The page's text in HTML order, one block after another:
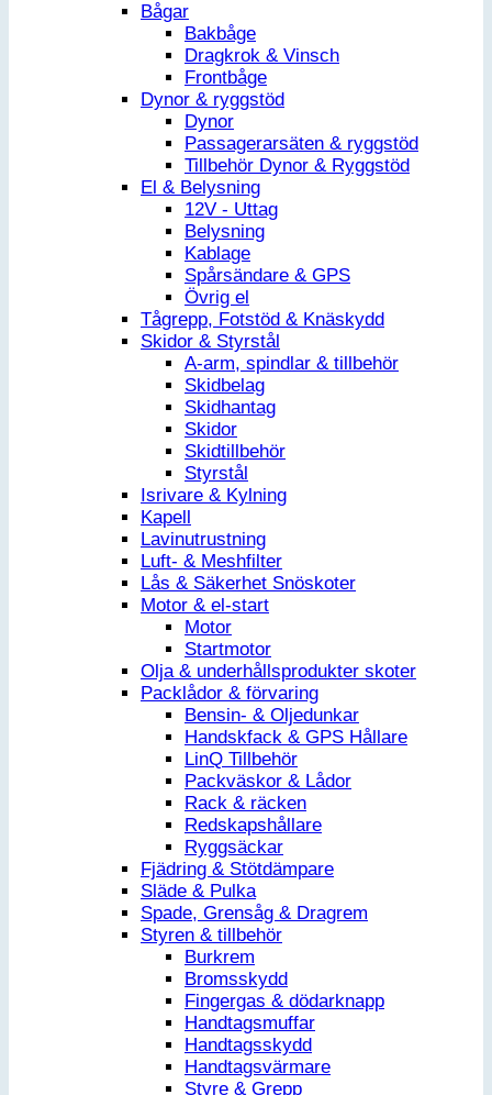
Bågar
Bakbåge
Dragkrok & Vinsch
Frontbåge
Dynor & ryggstöd
Dynor
Passagerarsäten & ryggstöd
Tillbehör Dynor & Ryggstöd
El & Belysning
12V - Uttag
Belysning
Kablage
Spårsändare & GPS
Övrig el
Tågrepp, Fotstöd & Knäskydd
Skidor & Styrstål
A-arm, spindlar & tillbehör
Skidbelag
Skidhantag
Skidor
Skidtillbehör
Styrstål
Isrivare & Kylning
Kapell
Lavinutrustning
Luft- & Meshfilter
Lås & Säkerhet Snöskoter
Motor & el-start
Motor
Startmotor
Olja & underhållsprodukter skoter
Packlådor & förvaring
Bensin- & Oljedunkar
Handskfack & GPS Hållare
LinQ Tillbehör
Packväskor & Lådor
Rack & räcken
Redskapshållare
Ryggsäckar
Fjädring & Stötdämpare
Släde & Pulka
Spade, Grensåg & Dragrem
Styren & tillbehör
Burkrem
Bromsskydd
Fingergas & dödarknapp
Handtagsmuffar
Handtagsskydd
Handtagsvärmare
Styre & Grepp